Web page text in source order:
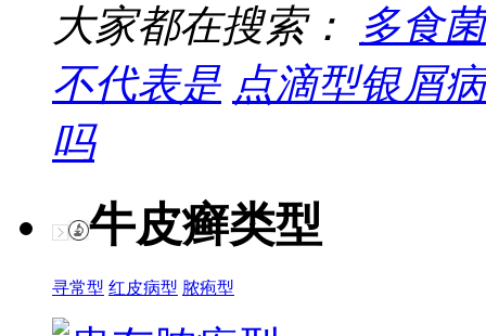
大家都在搜索：
多食
不代表是 点滴型银屑
吗
牛皮癣类型
寻常型 红皮病型 脓疱型